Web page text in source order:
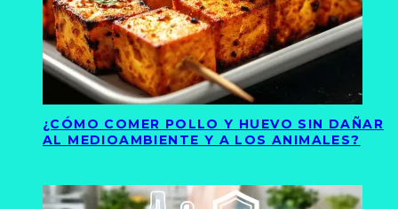
¿CÓMO COMER POLLO Y HUEVO SIN DAÑAR
AL MEDIOAMBIENTE Y A LOS ANIMALES?